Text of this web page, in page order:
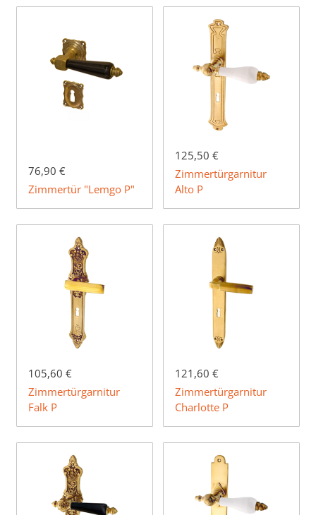
76,90 €
Zimmertür "Lemgo P"
125,50 €
Zimmertürgarnitur
Alto P
105,60 €
Zimmertürgarnitur
Falk P
121,60 €
Zimmertürgarnitur
Charlotte P